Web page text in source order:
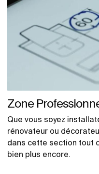
Zone
Que vous soyez
rénovateur ou
dans cette section tout
bien plus encore.